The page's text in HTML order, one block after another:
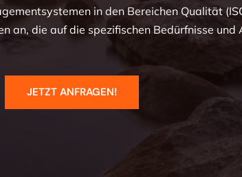
in den Bereichen Qualität
an, die auf die spezifischen Bedürfnisse und
JETZT ANFRAGEN!